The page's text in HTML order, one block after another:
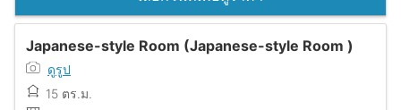
Japanese-style Room (Japanese-style Room )
ดูรูป
15 ตร.ม.